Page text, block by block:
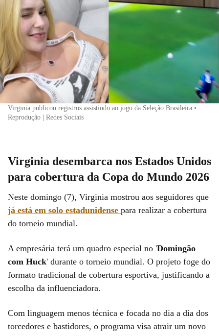
Virginia publicou registros assistindo ao jogo da Seleção Brasileira •
Reprodução | Redes Sociais
Virginia desembarca nos Estados Unidos
para cobertura da Copa do Mundo 2026
Neste domingo (7), Virginia mostrou aos seguidores que
já está em solo estadunidense para realizar a cobertura
do torneio mundial.
A empresária terá um quadro especial no 'Domingão
com Huck' durante o torneio mundial. O projeto foge do
formato tradicional de cobertura esportiva, justificando a
escolha da influenciadora.
Com linguagem menos técnica e focada no dia a dia dos
torcedores e bastidores, o programa visa atrair um novo